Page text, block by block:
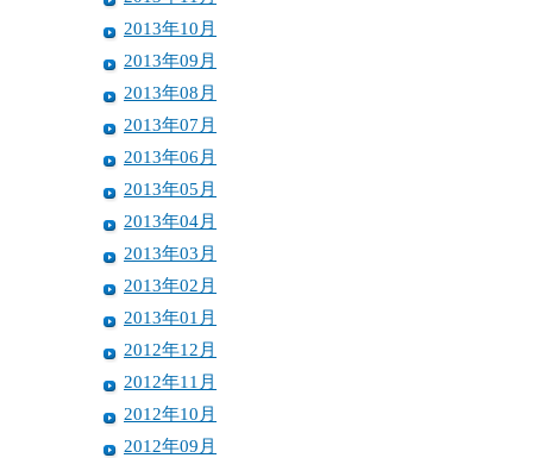
2013年10月
2013年09月
2013年08月
2013年07月
2013年06月
2013年05月
2013年04月
2013年03月
2013年02月
2013年01月
2012年12月
2012年11月
2012年10月
2012年09月